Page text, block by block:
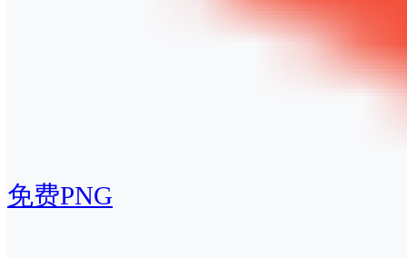
免费PNG